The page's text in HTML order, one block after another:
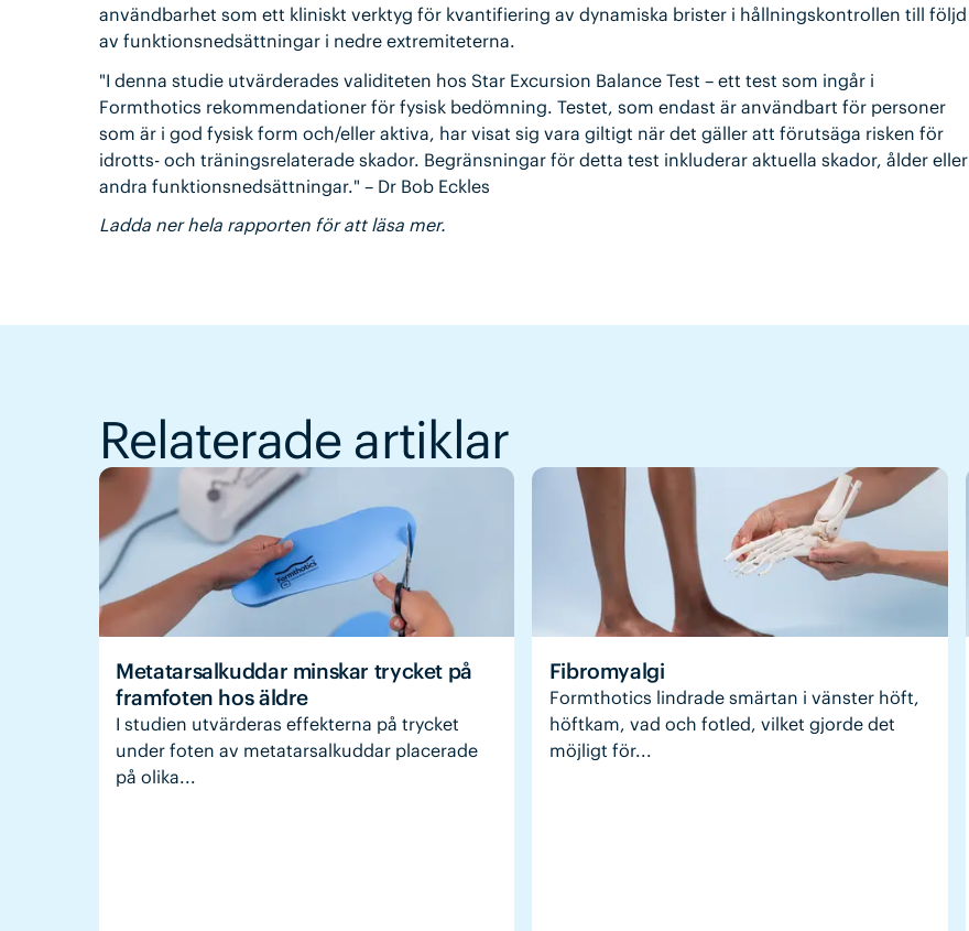
användbarhet som ett kliniskt verktyg för kvantifiering av dynamiska brister i hållningskontrollen till följd
av funktionsnedsättningar i nedre extremiteterna.
"I denna studie utvärderades validiteten hos Star Excursion Balance Test – ett test som ingår i
Formthotics rekommendationer för fysisk bedömning. Testet, som endast är användbart för personer
som är i god fysisk form och/eller aktiva, har visat sig vara giltigt när det gäller att förutsäga risken för
idrotts- och träningsrelaterade skador. Begränsningar för detta test inkluderar aktuella skador, ålder eller
andra funktionsnedsättningar." – Dr Bob Eckles
Ladda ner hela rapporten för att läsa mer.
Relaterade artiklar
Metatarsalkuddar minskar trycket på
framfoten hos äldre
I studien utvärderas effekterna på trycket
under foten av metatarsalkuddar placerade
på olika...
Fibromyalgi
Formthotics lindrade smärtan i vänster höft,
höftkam, vad och fotled, vilket gjorde det
möjligt för...